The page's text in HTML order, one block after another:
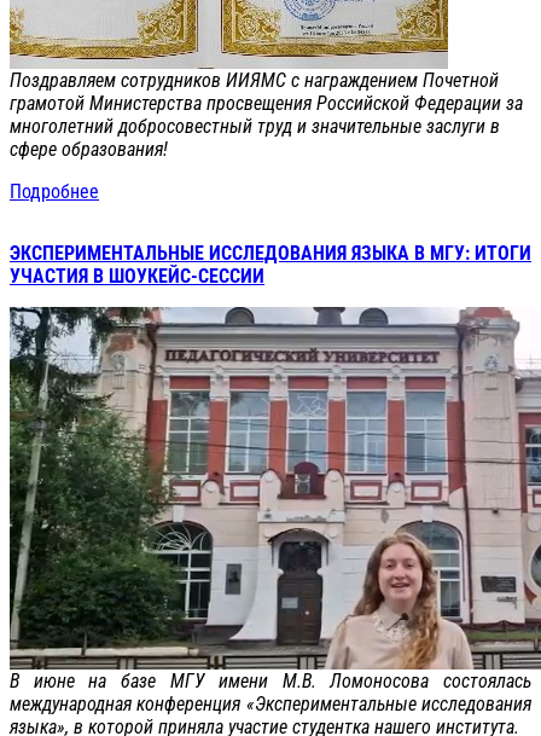
Поздравляем сотрудников ИИЯМС с награждением Почетной
грамотой Министерства просвещения Российской Федерации за
многолетний добросовестный труд и значительные заслуги в
сфере образования!
Подробнее
ЭКСПЕРИМЕНТАЛЬНЫЕ ИССЛЕДОВАНИЯ ЯЗЫКА В МГУ: ИТОГИ
УЧАСТИЯ В ШОУКЕЙС-СЕССИИ
В июне на базе МГУ имени М.В. Ломоносова состоялась
международная конференция «Экспериментальные исследования
языка», в которой приняла участие студентка нашего института.